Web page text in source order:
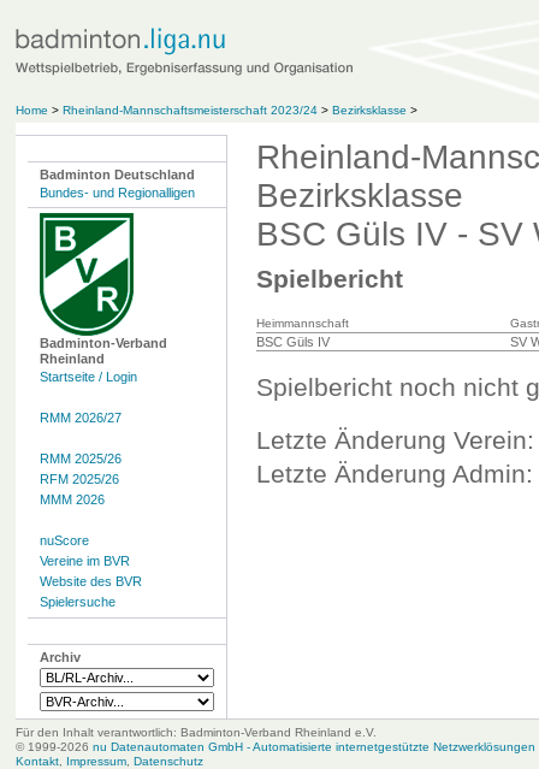
Home > Rheinland-Mannschaftsmeisterschaft 2023/24 > Bezirksklasse >
Badminton Deutschland
Bundes- und Regionalligen
Badminton-Verband
Rheinland
Startseite / Login
RMM 2026/27
RMM 2025/26
RFM 2025/26
MMM 2026
nuScore
Vereine im BVR
Website des BVR
Spielersuche
Archiv
Rheinland-
Bezirksklasse
BSC Güls IV -
Spielbericht
Heimmannschaft
BSC Güls IV SV
Spielbericht noch nicht
Letzte Änderung
Letzte Änderung
Für den Inhalt verantwortlich: Badminton-Verband Rheinland e.V.
© 1999-2026 nu Datenautomaten GmbH - Automatisierte internetgestützte Netzwerklösungen
Kontakt, Impressum, Datenschutz